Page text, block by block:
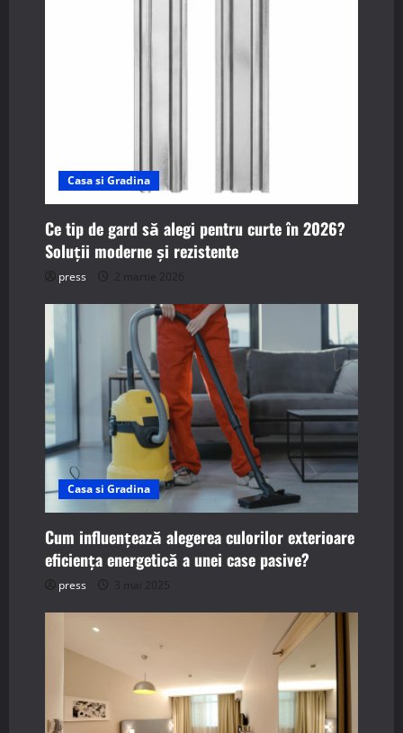
Casa si Gradina
Ce tip de gard să alegi pentru curte în 2026?
Soluții moderne și rezistente
press 2 martie 2026
Casa si Gradina
Cum influențează alegerea culorilor exterioare
eficiența energetică a unei case pasive?
press 3 mai 2025